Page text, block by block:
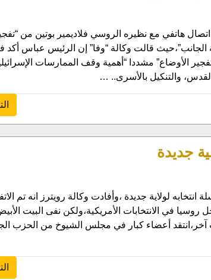
هاتفي مع نظيره الروسي فلاديمير بوتين من
الجانب”،حيث قالت وكالة “وفا” إن الرئيس عباس أكد
الأوضاع” مشددا “أهمية وقف الممارسات
والتنكيل بالأسرى.. …
جديدة
لولاية جديدة ،وأفادت وكالة رويترز انه تم
في الانتخابات الأمريكية،ولكن نفى البيت
آخر،انتقد أعضاء كبار في مجلس الشيوخ من الحزب